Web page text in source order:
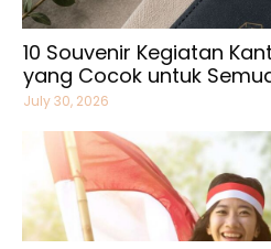
10 Souvenir Kegiatan
yang Cocok untuk
July 30, 2026